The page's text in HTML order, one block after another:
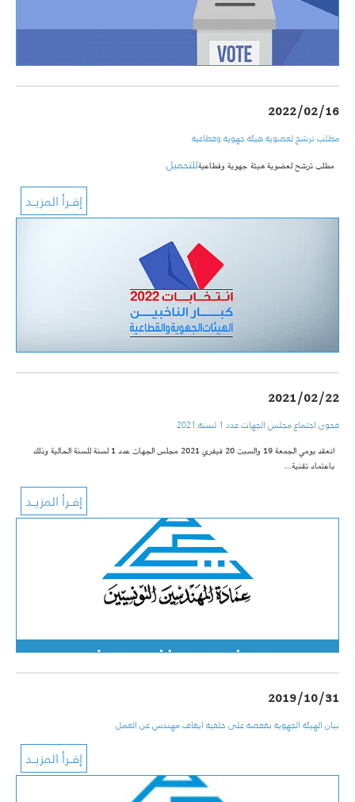
2022/02/16
مطلب ترشح لعضوية هيئة جهوية وقطاعية
مطلب ترشح لعضوية هيئة جهوية وقطاعيةللتحميل
2021/02/22
فحوى اجتماع مجلس الجهات عدد 1 لسنة 2021
انعقد يومي الجمعة 19 والسبت 20 فيفري 2021 مجلس الجهات عدد 1 لسنة للسنة الحالية وذلك
باعتماد تقنية…
2019/10/31
بيان الهيئة الجهوية بقفصة على خلفية ايقاف مهندس عن العمل